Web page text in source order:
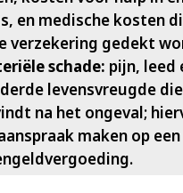
en medische kosten
verzekering gedekt
schade: pijn, leed
levensvreugde
na het ongeval;
maken op een